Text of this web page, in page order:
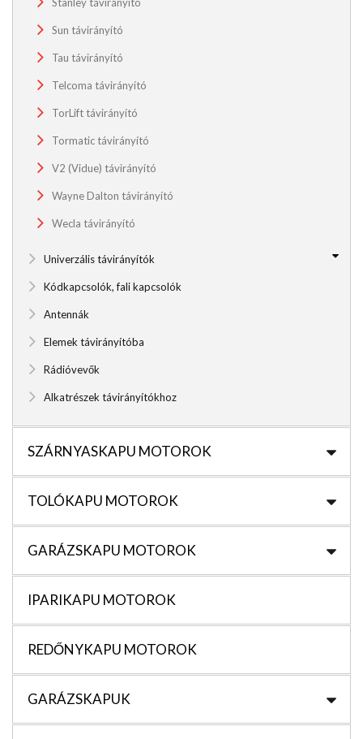
Stanley távirányító
Sun távirányító
Tau távirányító
Telcoma távirányító
TorLift távirányító
Tormatic távirányító
V2 (Vidue) távirányító
Wayne Dalton távirányító
Wecla távirányító
Univerzális távirányítók
Kódkapcsolók, fali kapcsolók
Antennák
Elemek távirányítóba
Rádióvevők
Alkatrészek távirányítókhoz
SZÁRNYASKAPU MOTOROK
TOLÓKAPU MOTOROK
GARÁZSKAPU MOTOROK
IPARIKAPU MOTOROK
REDŐNYKAPU MOTOROK
GARÁZSKAPUK